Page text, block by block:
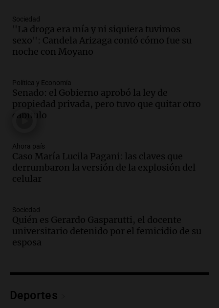
Episodios
Audio.Disminuyen las víctimas fatales
por accidentes de tránsito en el primer
semestre de 2026
Audio.La santafesina Renata
Reinheimer fue premiada a nivel
mundial: "La ciencia tiene muchas
facetas"
Audio.
en la autopista Tucumán-Famagüeya
cerca del puente Marianela
Panorama Federal
Audio.
elementos robados en Rafaela durante
la madrugada del viernes
Córdoba: delincuentes escapados con
Panorama Federal
Sociedad
"La droga era mía y ni siquiera tuvimos
sexo": Candela Arizaga contó cómo fue su
noche con Moyano
Política y Economía
Senado: el Gobierno aprobó la ley de
propiedad privada, pero tuvo que quitar otro
capítulo
Ahora país
Caso María Lucila Pagani: las claves que
derrumbaron la versión de la explosión del
celular
Sociedad
Quién es Gerardo Gasparutti, el docente
universitario detenido por el femicidio de su
esposa
Deportes